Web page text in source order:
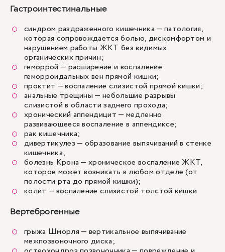
Гастроинтестинальные
синдром раздраженного кишечника — патология,
которая сопровождается болью, дискомфортом и
нарушением работы ЖКТ без видимых
органических причин;
геморрой — расширение и воспаление
геморроидальных вен прямой кишки;
проктит — воспаление слизистой прямой кишки;
анальные трещины — небольшие разрывы
слизистой в области заднего прохода;
хронический аппендицит — медленно
развивающееся воспаление в аппендиксе;
рак кишечника;
дивертикулез — образование выпячиваний в стенке
кишечника;
болезнь Крона — хроническое воспаление ЖКТ,
которое может возникать в любом отделе (от
полости рта до прямой кишки);
колит — воспаление слизистой толстой кишки
Вертеброгенные
грыжа Шморля — вертикальное выпячивание
межпозвоночного диска;